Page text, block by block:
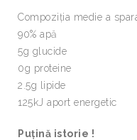
Compoziţia medie a
90% apă
5g glucide
0g proteine
2.5g lipide
125kJ aport energetic
Puţină istorie !